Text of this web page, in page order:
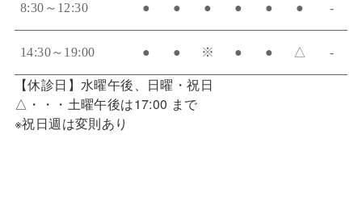
8:30～12:30 ● ● ● ● ● ● -
14:30～19:00 ● ● ※ ● ● △ -
【休診日】水曜午後、日曜・祝日
△・・・土曜午後は17:00 まで
※祝日週は変則あり